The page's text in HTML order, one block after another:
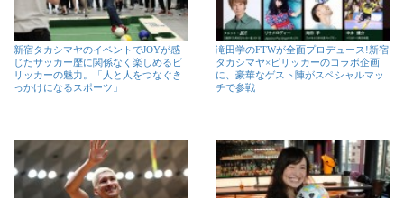
新宿タカシマヤのイベントでJOYが感
じたサッカー歴に関係なく楽しめるビ
リッカーの魅力。「人と人をつなぐき
っかけになるスポーツ」
滝田学のFTWが全面プロデュース!新宿
タカシマヤ×ビリッカーのコラボ企画
に、豪華なゲスト陣がスペシャルマッ
チで参戦